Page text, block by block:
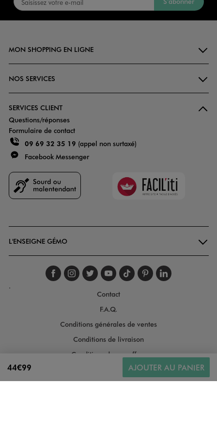
44€99 AJOUTER AU PANIER
MON SHOPPING EN LIGNE
NOS SERVICES
SERVICES CLIENT
Questions/réponses
Formulaire de contact
09 69 32 35 19 (appel non surtaxé)
Facebook Messenger
Faciliti
L'ENSEIGNE GÉMO
Suivez-nous sur
Suivez-nous sur
Suivez-nous sur
Suivez-nous
Suivez-nous
Suivez-
.
Contact
F.A.Q.
Conditions générales de ventes
Conditions de livraison
Conditions de nos offres
Conditions générales d'utilisation